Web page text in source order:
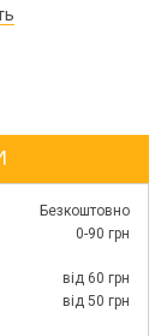
Безкоштовно
0-90 грн
від 60 грн
від 50 грн